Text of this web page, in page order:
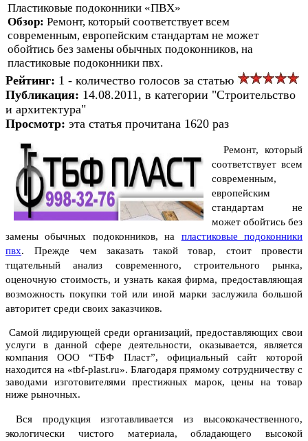
Пластиковые подоконники «ПВХ»
Обзор: Ремонт, который соответствует всем
современным, европейским стандартам не может
обойтись без замены обычных подоконников, на
пластиковые подоконники пвх.
Рейтинг: 1 - количество голосов за статью
Публикация: 14.08.2011, в категории "Строительство
и архитектура"
Просмотр: эта статья прочитана 1620 раз
Ремонт, который
соответствует всем
современным,
европейским
стандартам не
может обойтись без
замены обычных подоконников, на пластиковые подоконники
пвх.
Прежде чем заказать такой товар, стоит провести
тщательный анализ современного, строительного рынка,
оценочную стоимость, и узнать какая фирма, предоставляющая
возможность покупки той или иной марки заслужила большой
авторитет среди своих заказчиков.
Самой лидирующей среди организаций, предоставляющих свои
услуги в данной сфере деятельности, оказывается, является
компания ООО “ТБФ Пласт”, официальный сайт которой
находится на «tbf-plast.ru». Благодаря прямому сотрудничеству с
заводами изготовителями престижных марок, цены на товар
ниже рыночных.
Вся продукция изготавливается из высококачественного,
экологически чистого материала, обладающего высокой